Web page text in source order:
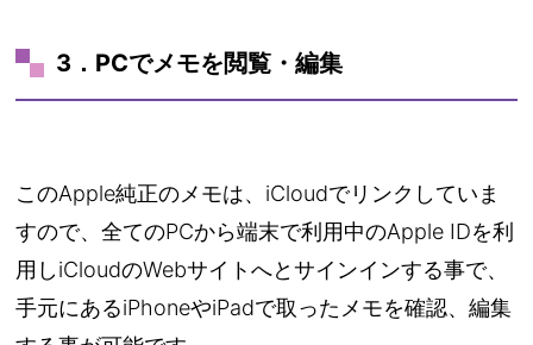
3．PCでメモを閲覧・編集
このApple純正のメモは、iCloudでリンクしていま
すので、全てのPCから端末で利用中のApple IDを利
用しiCloudのWebサイトへとサインインする事で、
手元にあるiPhoneやiPadで取ったメモを確認、編集